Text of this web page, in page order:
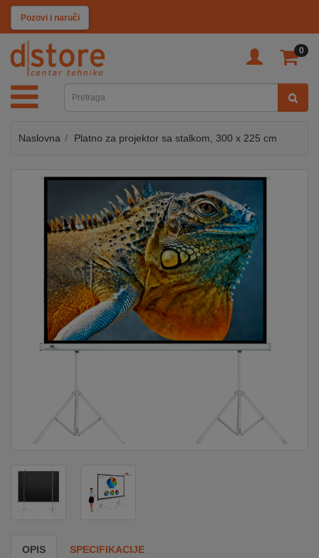
Pozovi i naruči
0
KATEGORIJE
TV
SAT
MOBILNI
KABLOVI
KUĆANSKI
APARATI
Naslovna Platno za projektor sa stalkom, 300 x 225 cm
OPIS SPECIFIKACIJE